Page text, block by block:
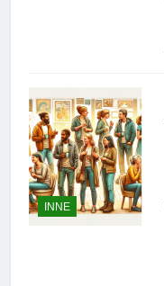
INNE